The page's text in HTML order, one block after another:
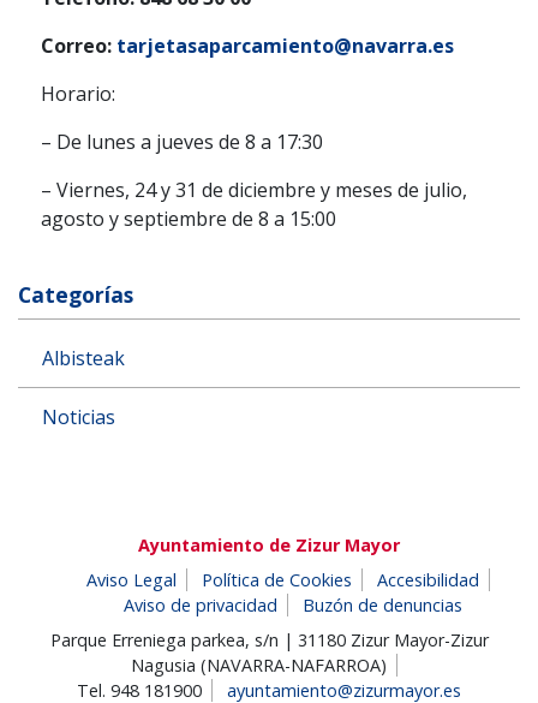
Correo: tarjetasaparcamiento@navarra.es
Horario:
– De lunes a jueves de 8 a 17:30
– Viernes, 24 y 31 de diciembre y meses de julio,
agosto y septiembre de 8 a 15:00
Categorías
Albisteak
Noticias
Ayuntamiento de Zizur Mayor
Aviso Legal
Política de Cookies
Accesibilidad
Aviso de privacidad
Buzón de denuncias
Parque Erreniega parkea, s/n | 31180 Zizur Mayor-Zizur
Nagusia (NAVARRA-NAFARROA)
Tel. 948 181900
ayuntamiento@zizurmayor.es